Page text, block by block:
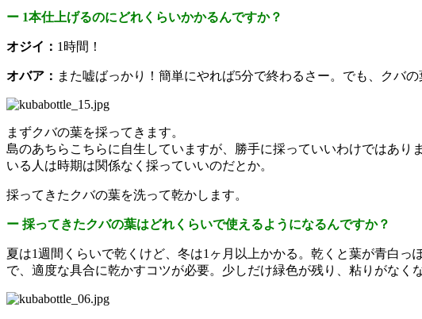
ー 1本仕上げるのにどれくらいかかるんですか？
オジイ： 1時間！
オバア： また嘘ばっかり！簡単にやれば5分で終わるさー。でも、クバ
まずクバの葉を採ってきます。
島のあちらこちらに自生していますが、勝手に採っていいわけではあ
いる人は時期は関係なく採っていいのだとか。
採ってきたクバの葉を洗って乾かします。
ー 採ってきたクバの葉はどれくらいで使えるようになるんですか？
夏は1週間くらいで乾くけど、冬は1ヶ月以上かかる。乾くと葉が青白
で、適度な具合に乾かすコツが必要。少しだけ緑色が残り、粘りがな